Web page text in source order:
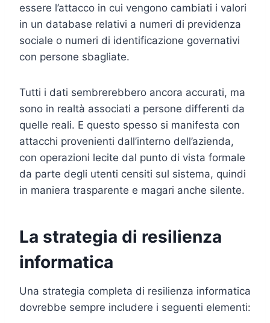
essere l’attacco in cui vengono cambiati i valori
in un database relativi a numeri di previdenza
sociale o numeri di identificazione governativi
con persone sbagliate.
Tutti i dati sembrerebbero ancora accurati, ma
sono in realtà associati a persone differenti da
quelle reali. E questo spesso si manifesta con
attacchi provenienti dall’interno dell’azienda,
con operazioni lecite dal punto di vista formale
da parte degli utenti censiti sul sistema, quindi
in maniera trasparente e magari anche silente.
La strategia di resilienza
informatica
Una strategia completa di resilienza informatica
dovrebbe sempre includere i seguenti elementi: